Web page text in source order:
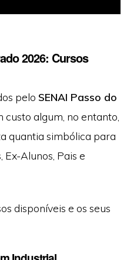
2026: Cursos
pelo SENAI Passo do
custo algum, no entanto,
quantia simbólica para
Ex-Alunos, Pais e
disponíveis e os seus